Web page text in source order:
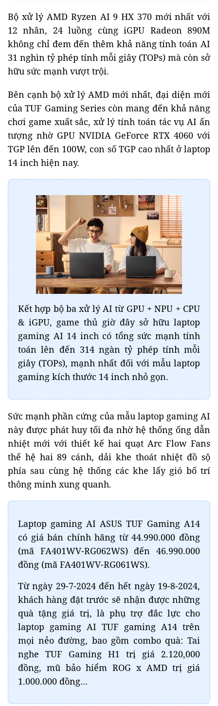
Bộ xử lý AMD Ryzen AI 9 HX 370 mới nhất với
12 nhân, 24 luồng cùng iGPU Radeon 890M
không chỉ đem đến thêm khả năng tính toán AI
31 nghìn tỷ phép tính mỗi giây (TOPs) mà còn sở
hữu sức mạnh vượt trội.
Bên cạnh bộ xử lý AMD mới nhất, đại diện mới
của TUF Gaming Series còn mang đến khả năng
chơi game xuất sắc, xử lý tính toán tác vụ AI ấn
tượng nhờ GPU NVIDIA GeForce RTX 4060 với
TGP lên đến 100W, con số TGP cao nhất ở laptop
14 inch hiện nay.
Kết hợp bộ ba xử lý AI từ GPU + NPU + CPU
& iGPU, game thủ giờ đây sở hữu laptop
gaming AI 14 inch có tổng sức mạnh tính
toán lên đến 314 ngàn tỷ phép tính mỗi
giây (TOPs), mạnh nhất đối với mẫu laptop
gaming kích thước 14 inch nhỏ gọn.
Sức mạnh phần cứng của mẫu laptop gaming AI
này được phát huy tối đa nhờ hệ thống ống dẫn
nhiệt mới với thiết kế hai quạt Arc Flow Fans
thế hệ hai 89 cánh, dải khe thoát nhiệt đồ sộ
phía sau cùng hệ thống các khe lấy gió bố trí
thông minh xung quanh.
Laptop gaming AI ASUS TUF Gaming A14
có giá bán chính hãng từ 44.990.000 đồng
(mã FA401WV-RG062WS) đến 46.990.000
đồng (mã FA401WV-RG061WS).
Từ ngày 29-7-2024 đến hết ngày 19-8-2024,
khách hàng đặt trước sẽ nhận được những
quà tặng giá trị, là phụ trợ đắc lực cho
laptop gaming AI TUF gaming A14 trên
mọi nẻo đường, bao gồm combo quà: Tai
nghe TUF Gaming H1 trị giá 2.120,000
đồng, mũ bảo hiểm ROG x AMD trị giá
1.000.000 đồng…